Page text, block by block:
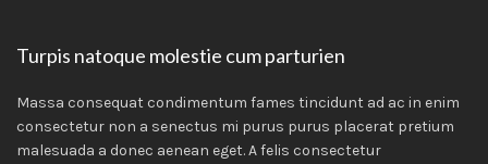
Turpis natoque molestie cum parturien
Massa consequat condimentum fames tincidunt ad ac in enim
consectetur non a senectus mi purus purus placerat pretium
malesuada a donec aenean eget. A felis consectetur